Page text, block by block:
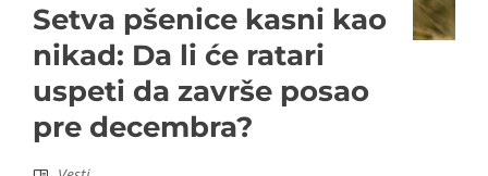
Setva pšenice kasni kao
nikad: Da li će ratari
uspeti da završe posao
pre decembra?